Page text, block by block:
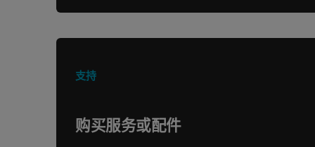
支持
购买服务或配件